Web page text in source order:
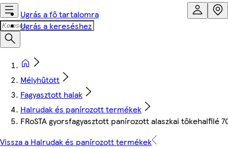
Ugrás a fő tartalomra
Ugrás a kereséshez
Mélyhűtött
Fagyasztott halak
Halrudak és panírozott termékek
FRoSTA gyorsfagyasztott panírozott alaszkai tőkehalfilé
Vissza a Halrudak és panírozott termékek